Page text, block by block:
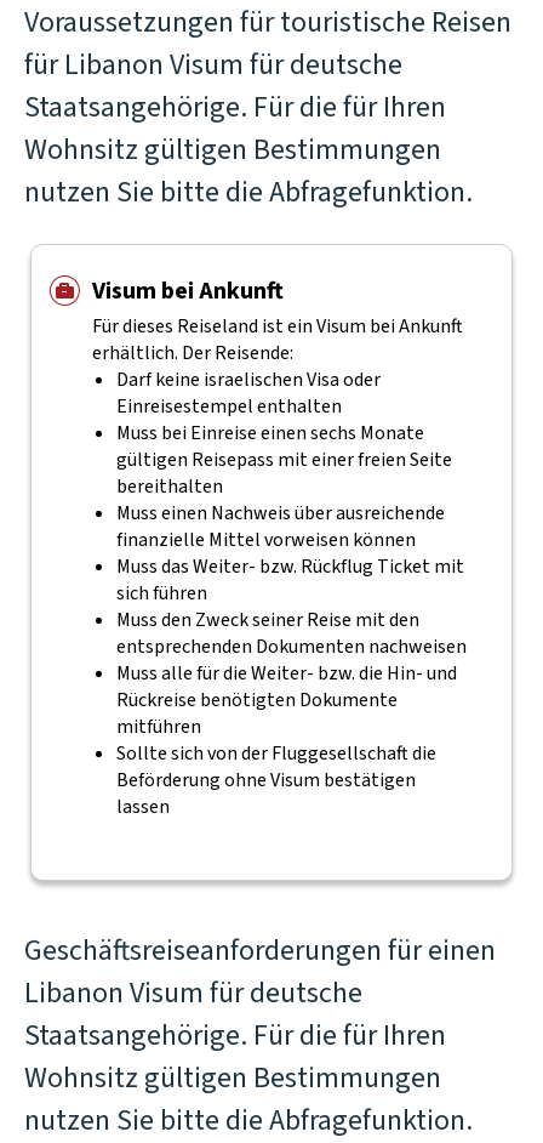
Voraussetzungen für touristische Reisen
für Libanon Visum für deutsche
Staatsangehörige. Für die für Ihren
Wohnsitz gültigen Bestimmungen
nutzen Sie bitte die Abfragefunktion.
Visum bei Ankunft
Für dieses Reiseland ist ein Visum bei Ankunft
erhältlich. Der Reisende:
Darf keine israelischen Visa oder
Einreisestempel enthalten
Muss bei Einreise einen sechs Monate
gültigen Reisepass mit einer freien Seite
bereithalten
Muss einen Nachweis über ausreichende
finanzielle Mittel vorweisen können
Muss das Weiter- bzw. Rückflug Ticket mit
sich führen
Muss den Zweck seiner Reise mit den
entsprechenden Dokumenten nachweisen
Muss alle für die Weiter- bzw. die Hin- und
Rückreise benötigten Dokumente
mitführen
Sollte sich von der Fluggesellschaft die
Beförderung ohne Visum bestätigen
lassen
Geschäftsreiseanforderungen für einen
Libanon Visum für deutsche
Staatsangehörige. Für die für Ihren
Wohnsitz gültigen Bestimmungen
nutzen Sie bitte die Abfragefunktion.